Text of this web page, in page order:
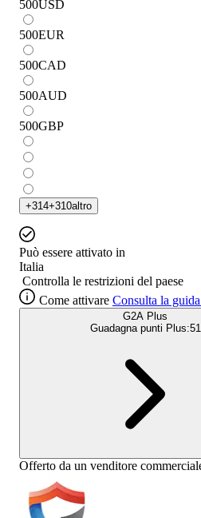
500USD
500EUR
500CAD
500AUD
500GBP
+314+310altro
Può essere attivato in
Italia
Controlla le restrizioni del paese
Come attivare Consulta la
G2A Plus
Guadagna punti Plus:51
Offerto da un venditore